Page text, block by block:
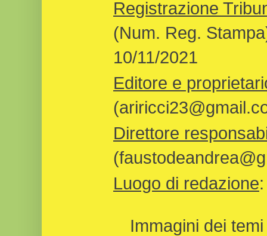
Registrazione
(Num. Reg.
10/11/2021
Editore e
Direttore
Luogo di redazione
Immagini dei